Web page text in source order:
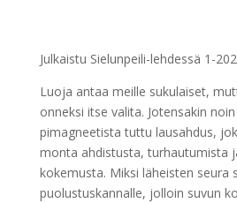
Julkaistu Sie­lun­pei­li-lehdessä 1-
Luoja antaa meille sukulaiset,
onneksi itse valita. Jotensakin
pi­mag­nee­tis­ta tuttu lausahdus,
monta ahdistusta, turhautumista
kokemusta. Miksi läheisten seura
puolustuskannalle, jolloin suvun